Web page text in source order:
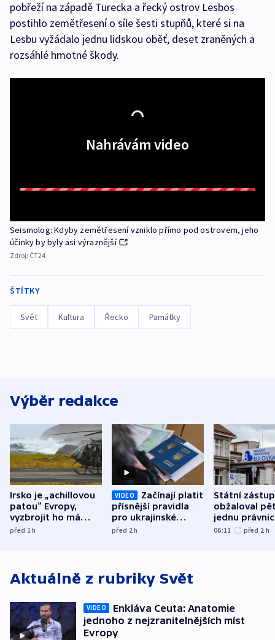
pobřeží na západě Turecka a řecký ostrov Lesbos
postihlo zemětřesení o síle šesti stupňů, které si na
Lesbu vyžádalo jednu lidskou oběť, deset zraněných a
rozsáhlé hmotné škody.
Nahrávám video
Seismolog: Kdyby zemětřesení vzniklo přímo pod ostrovem, jeho
účinky by byly asi výraznější
Zdroj: ČT24
ŠTÍTKY
Svět Kultura Řecko Památky
Výběr redakce
Irsko je „achillovou
patou“ Evropy,
vyzbrojit ho má
Francie
před 1h
VIDEO
Začínají platit
přísnější pravidla
pro ukrajinské
uprchlíky
před 2h
Státní
obžaloval
jednu
osobu v
06:11 před 2 h
Aktuálně z rubriky Svět
VIDEO
Enkláva Ceuta: Anatomie
jednoho z nejzranitelnějších míst
Evropy